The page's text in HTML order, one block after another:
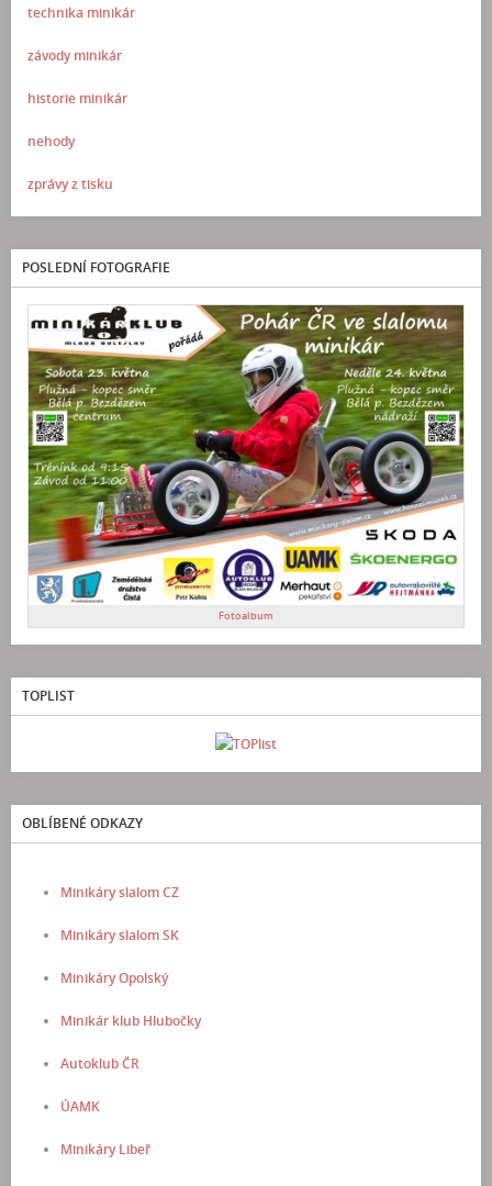
technika minikár
závody minikár
historie minikár
nehody
zprávy z tisku
POSLEDNÍ FOTOGRAFIE
Fotoalbum
TOPLIST
OBLÍBENÉ ODKAZY
Minikáry slalom CZ
Minikáry slalom SK
Minikáry Opolský
Minikár klub Hlubočky
Autoklub ČR
ÚAMK
Minikáry Libeř